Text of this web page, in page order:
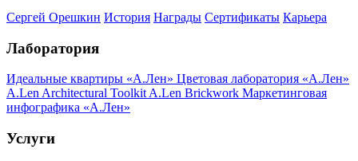
Сергей Орешкин История Награды Сертификаты Карьера
Лаборатория
Идеальные квартиры «А.Лен» Цветовая лаборатория «А.Лен»
A.Len Architectural Toolkit A.Len Brickwork Маркетинговая
инфографика «А.Лен»
Услуги